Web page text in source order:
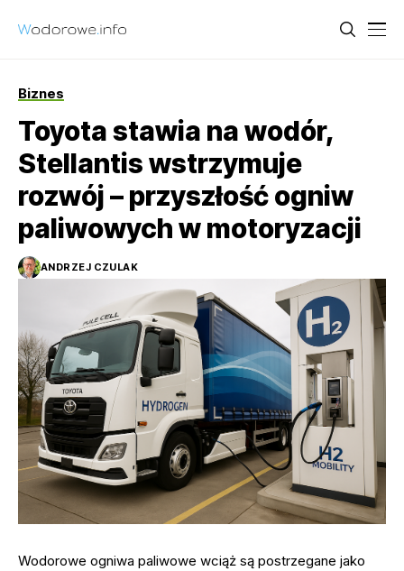
Biznes
Toyota stawia na wodór,
Stellantis wstrzymuje
rozwój – przyszłość ogniw
paliwowych w motoryzacji
ANDRZEJ CZULAK
Wodorowe ogniwa paliwowe wciąż są postrzegane jako